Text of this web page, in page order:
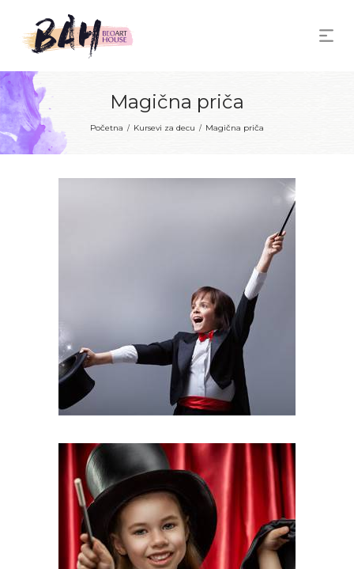
Magična priča
Početna / Kursevi za decu / Magična priča